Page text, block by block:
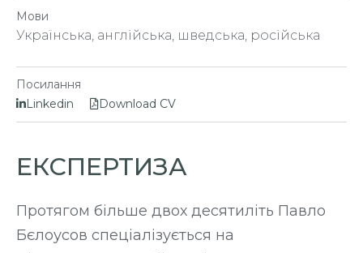
Мови
Українська, англійська, шведська, російська
Посилання
Linkedin
Download CV
ЕКСПЕРТИЗА
Протягом більше двох десятиліть Павло
Бєлоусов спеціалізується на